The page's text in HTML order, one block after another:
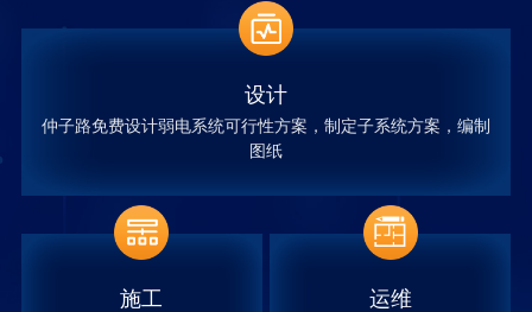
施工 运维
设计
仲子路免费设计弱电系统可行性方案，制定子系统方案，编制
图纸